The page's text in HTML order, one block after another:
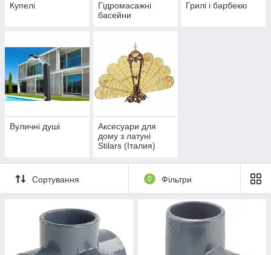
Купелі
Гідромасажні
басейни
Грилі і барбекю
Вуличні душі
Аксесуари для
дому з латуні
Stilars (Італия)
Сортування 0 Фільтри